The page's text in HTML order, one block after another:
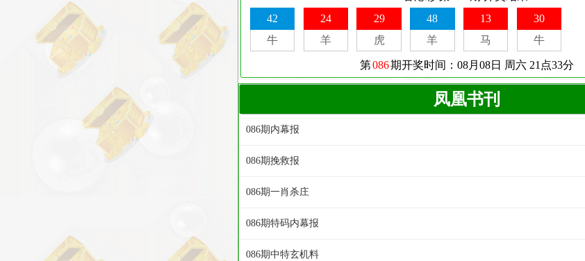
凤凰书刊
086期内幕报
086期挽救报
086期一肖杀庄
086期特码内幕报
086期中特玄机料